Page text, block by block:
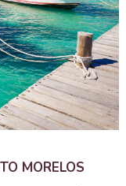
MORELOS